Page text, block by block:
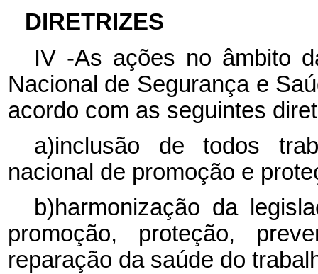
DIRETRIZES
IV -As ações no âmbito
Nacional de Segurança e
acordo com as seguintes
a)inclusão de todos
nacional de promoção e
b)harmonização da
promoção, proteção,
reparação da saúde do